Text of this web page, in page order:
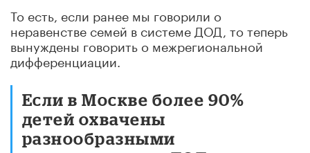
То есть, если ранее мы говорили о
неравенстве семей в системе ДОД, то теперь
вынуждены говорить о межрегиональной
дифференциации.
Если в Москве более 90%
детей охвачены
разнообразными